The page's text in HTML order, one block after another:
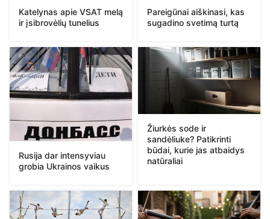
Katelynas apie VSAT melą
ir įsibrovėlių tunelius
Pareigūnai aiškinasi, kas
sugadino svetimą turtą
Rusija dar intensyviau
grobia Ukrainos vaikus
Žiurkės sode ir
sandėliuke? Patikrinti
būdai, kurie jas atbaidys
natūraliai